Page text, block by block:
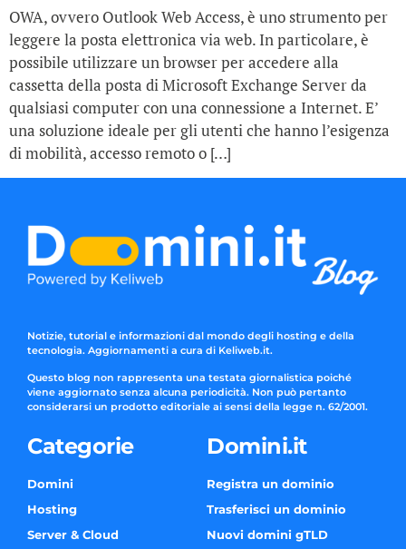
OWA, ovvero Outlook Web Access, è uno strumento per
leggere la posta elettronica via web. In particolare, è
possibile utilizzare un browser per accedere alla
cassetta della posta di Microsoft Exchange Server da
qualsiasi computer con una connessione a Internet. E’
una soluzione ideale per gli utenti che hanno l’esigenza
di mobilità, accesso remoto o […]
Notizie, tutorial e informazioni dal mondo degli hosting e della
tecnologia. Aggiornamenti a cura di Keliweb.it.
Questo blog non rappresenta una testata giornalistica poiché
viene aggiornato senza alcuna periodicità. Non può pertanto
considerarsi un prodotto editoriale ai sensi della legge n. 62/2001.
Categorie
Domini
Hosting
Server & Cloud
Domini.it
Registra un dominio
Trasferisci un dominio
Nuovi domini gTLD